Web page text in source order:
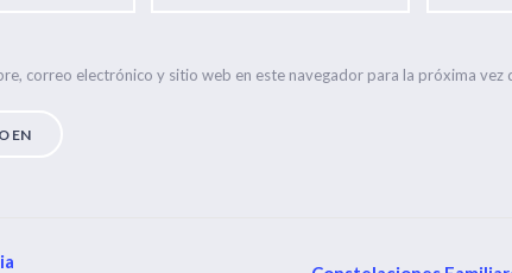
correo electrónico y sitio web en este navegador para la próxima vez